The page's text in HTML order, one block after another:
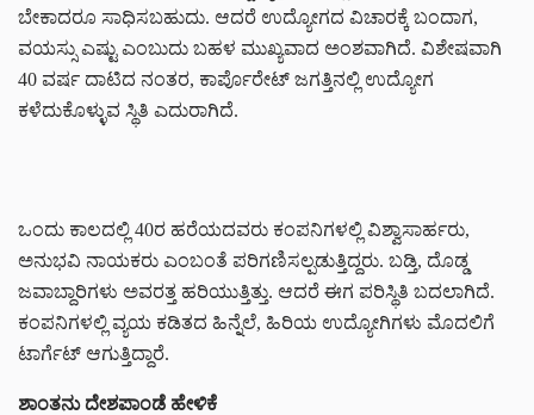
ಬೇಕಾದರೂ ಸಾಧಿಸಬಹುದು. ಆದರೆ ಉದ್ಯೋಗದ ವಿಚಾರಕ್ಕೆ ಬಂದಾಗ,
ವಯಸ್ಸು ಎಷ್ಟು ಎಂಬುದು ಬಹಳ ಮುಖ್ಯವಾದ ಅಂಶವಾಗಿದೆ. ವಿಶೇಷವಾಗಿ
40 ವರ್ಷ ದಾಟಿದ ನಂತರ, ಕಾರ್ಪೊರೇಟ್ ಜಗತ್ತಿನಲ್ಲಿ ಉದ್ಯೋಗ
ಕಳೆದುಕೊಳ್ಳುವ ಸ್ಥಿತಿ ಎದುರಾಗಿದೆ.
ಒಂದು ಕಾಲದಲ್ಲಿ 40ರ ಹರೆಯದವರು ಕಂಪನಿಗಳಲ್ಲಿ ವಿಶ್ವಾಸಾರ್ಹರು,
ಅನುಭವಿ ನಾಯಕರು ಎಂಬಂತೆ ಪರಿಗಣಿಸಲ್ಪಡುತ್ತಿದ್ದರು. ಬಡ್ತಿ, ದೊಡ್ಡ
ಜವಾಬ್ದಾರಿಗಳು ಅವರತ್ತ ಹರಿಯುತ್ತಿತ್ತು. ಆದರೆ ಈಗ ಪರಿಸ್ಥಿತಿ ಬದಲಾಗಿದೆ.
ಕಂಪನಿಗಳಲ್ಲಿ ವ್ಯಯ ಕಡಿತದ ಹಿನ್ನೆಲೆ, ಹಿರಿಯ ಉದ್ಯೋಗಿಗಳು ಮೊದಲಿಗೆ
ಟಾರ್ಗೆಟ್ ಆಗುತ್ತಿದ್ದಾರೆ.
ಶಾಂತನು ದೇಶಪಾಂಡೆ ಹೇಳಿಕೆ